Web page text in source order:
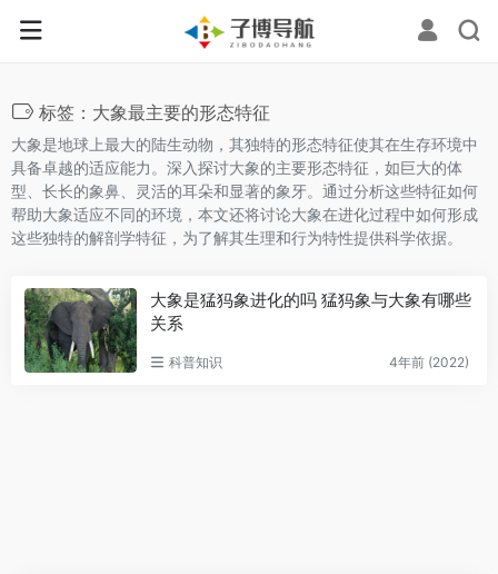
标签：大象最主要的形态特征
大象是地球上最大的陆生动物，其独特的形态特征使其在生存环境中
具备卓越的适应能力。深入探讨大象的主要形态特征，如巨大的体
型、长长的象鼻、灵活的耳朵和显著的象牙。通过分析这些特征如何
帮助大象适应不同的环境，本文还将讨论大象在进化过程中如何形成
这些独特的解剖学特征，为了解其生理和行为特性提供科学依据。
大象是猛犸象进化的吗 猛犸象与大象有哪些
关系
科普知识 4年前 (2022)